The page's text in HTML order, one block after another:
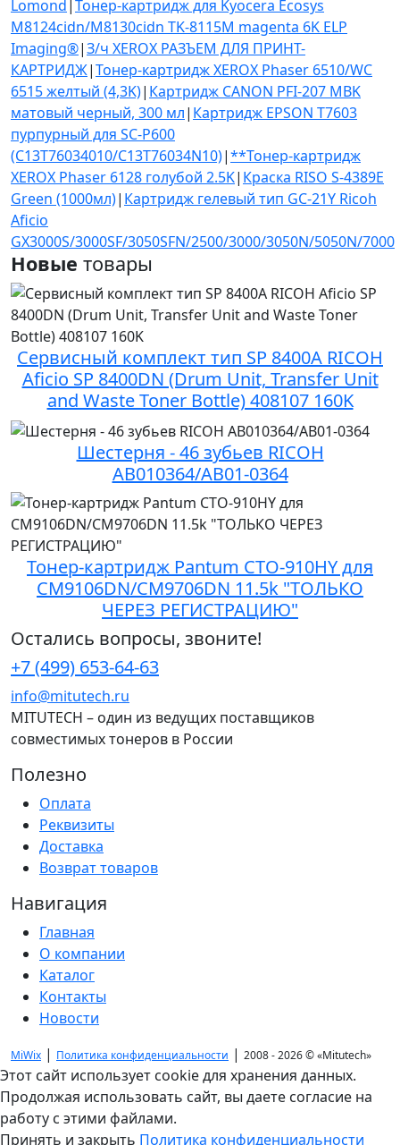
Lomond|Тонер-картридж для Kyocera Ecosys
M8124cidn/M8130cidn TK-8115M magenta 6K ELP
Imaging®|З/ч XEROX РАЗЪЕМ ДЛЯ ПРИНТ-
КАРТРИДЖ|Тонер-картридж XEROX Phaser 6510/WC
6515 желтый (4,3K)| Картридж CANON PFI-207 MBK
матовый черный, 300 мл| Картридж EPSON T7603
пурпурный для SC-P600
(C13T76034010/C13T76034N10)|**Тонер-картридж
XEROX Phaser 6128 голубой 2.5K| Краска RISO S-4389E
Green (1000мл)| Картридж гелевый тип GC-21Y Ricoh
Aficio
GX3000S/3000SF/3050SFN/2500/3000/3050N/5050N/7000
Новые товары
Сервисный комплект тип SP 8400A RICOH
Aficio SP 8400DN (Drum Unit, Transfer Unit
and Waste Toner Bottle) 408107 160K
Шестерня - 46 зубьев RICOH
AB010364/AB01-0364
Тонер-картридж Pantum CTO-910HY для
CM9106DN/CM9706DN 11.5k "ТОЛЬКО
ЧЕРЕЗ РЕГИСТРАЦИЮ"
Остались вопросы, звоните!
+7 (499) 653-64-63
info@mitutech.ru
MITUTECH – один из ведущих поставщиков
совместимых тонеров в России
Полезно
Оплата
Реквизиты
Доставка
Возврат товаров
Навигация
Главная
О компании
Каталог
Контакты
Новости
MiWix | Политика конфиденциальности | 2008 - 2026 ©«Mitutech»
Этот сайт использует cookie для хранения данных.
Продолжая использовать сайт, вы даете согласие на
работу с этими файлами.
Принять и закрыть Политика конфиденциальности